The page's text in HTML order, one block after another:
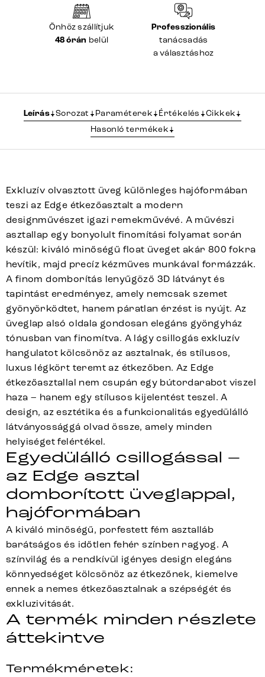
Önhöz szállítjuk
48 órán belül
Professzionális
tanácsadás
a választáshoz
Leírás Sorozat Paraméterek Értékelés
Cikkek
Hasonló termékek
Exkluzív olvasztott üveg különleges hajóformában
teszi az Edge étkezőasztalt a modern
designművészet igazi remekművévé. A művészi
asztallap egy bonyolult finomítási folyamat során
készül: kiváló minőségű float üveget akár 800 fokra
hevítik, majd precíz kézműves munkával formázzák.
A finom domborítás lenyűgöző 3D látványt és
tapintást eredményez, amely nemcsak szemet
gyönyörködtet, hanem páratlan érzést is nyújt. Az
üveglap alsó oldala gondosan elegáns gyöngyház
tónusban van finomítva. A lágy csillogás exkluzív
hangulatot kölcsönöz az asztalnak, és stílusos,
luxus légkört teremt az étkezőben. Az Edge
étkezőasztallal nem csupán egy bútordarabot viszel
haza – hanem egy stílusos kijelentést teszel. A
design, az esztétika és a funkcionalitás egyedülálló
látványossággá olvad össze, amely minden
helyiséget felértékel.
Egyedülálló csillogással –
az Edge asztal
domborított üveglappal,
hajóformában
A kiváló minőségű, porfestett fém asztalláb
barátságos és időtlen fehér színben ragyog. A
színvilág és a rendkívül igényes design elegáns
könnyedséget kölcsönöz az étkezőnek, kiemelve
ennek a nemes étkezőasztalnak a szépségét és
exkluzivitását.
A termék minden részlete
áttekintve
Termékméretek: